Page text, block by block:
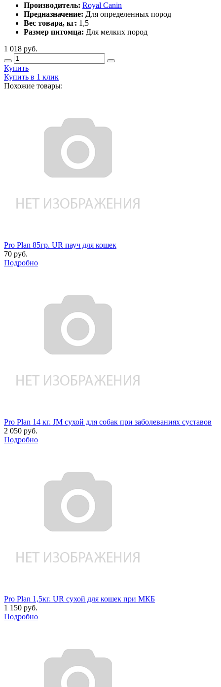
Производитель: Royal Canin
Предназначение: Для определенных пород
Вес товара, кг: 1,5
Размер питомца: Для мелких пород
1 018 руб.
Купить
Купить в 1 клик
Похожие товары:
Pro Plan 85гр. UR пауч для кошек
70 руб.
Подробно
Pro Plan 14 кг. JM сухой для собак при заболеваниях суставов
2 050 руб.
Подробно
Pro Plan 1,5кг. UR сухой для кошек при МКБ
1 150 руб.
Подробно